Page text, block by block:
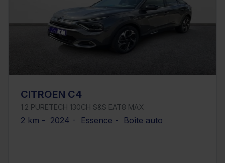
CITROEN C4
1.2 PURETECH 130CH S&S EAT8 MAX
2 km - 2024 - Essence - Boîte auto